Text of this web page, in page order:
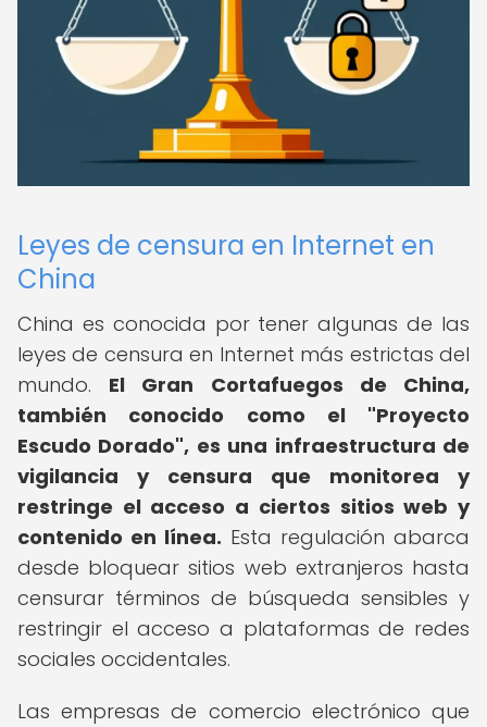
Leyes de censura en Internet en
China
China es conocida por tener algunas de las
leyes de censura en Internet más estrictas del
mundo. El Gran Cortafuegos de China,
también conocido como el "Proyecto
Escudo Dorado", es una infraestructura de
vigilancia y censura que monitorea y
restringe el acceso a ciertos sitios web y
contenido en línea. Esta regulación abarca
desde bloquear sitios web extranjeros hasta
censurar términos de búsqueda sensibles y
restringir el acceso a plataformas de redes
sociales occidentales.
Las empresas de comercio electrónico que